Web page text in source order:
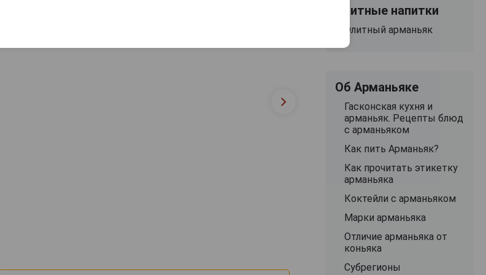
Элитные напитки
Элитный арманьяк
Об Арманьяке
Гасконская кухня и
арманьяк. Рецепты блюд
с арманьяком
Как пить Арманьяк?
Как прочитать этикетку
арманьяка
Коктейли с арманьяком
Марки арманьяка
Отличие арманьяка от
коньяка
Субрегионы